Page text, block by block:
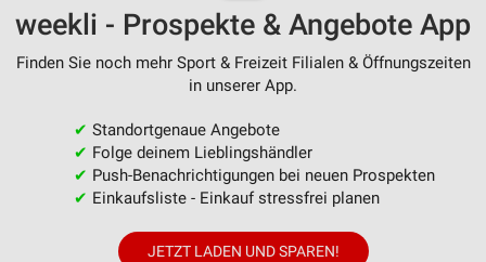
weekli - Prospekte & Angebote App
Finden Sie noch mehr Sport & Freizeit Filialen & Öffnungszeiten
in unserer App.
✔ Standortgenaue Angebote
✔ Folge deinem Lieblingshändler
✔ Push-Benachrichtigungen bei neuen Prospekten
✔ Einkaufsliste - Einkauf stressfrei planen
JETZT LADEN UND SPAREN!